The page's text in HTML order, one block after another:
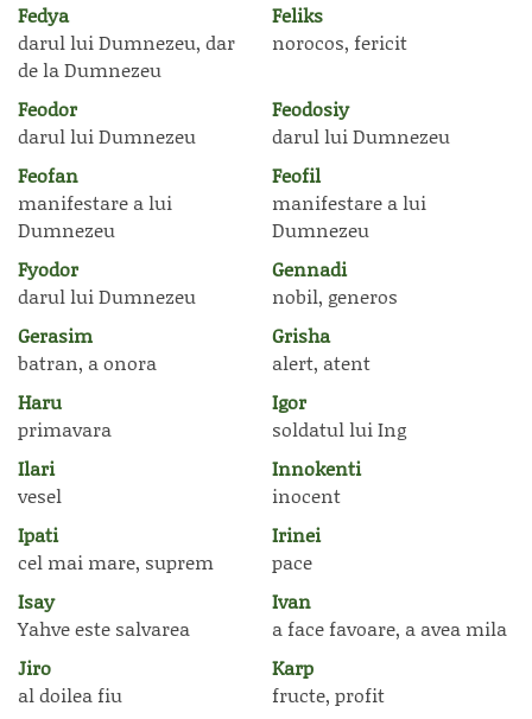
Fedya
darul lui Dumnezeu, dar
de la Dumnezeu
Feliks
norocos, fericit
Feodor
darul lui Dumnezeu
Feodosiy
darul lui Dumnezeu
Feofan
manifestare a lui
Dumnezeu
Feofil
manifestare a lui
Dumnezeu
Fyodor
darul lui Dumnezeu
Gennadi
nobil, generos
Gerasim
batran, a onora
Grisha
alert, atent
Haru
primavara
Igor
soldatul lui Ing
Ilari
vesel
Innokenti
inocent
Ipati
cel mai mare, suprem
Irinei
pace
Isay
Yahve este salvarea
Ivan
a face favoare, a avea mila
Jiro
al doilea fiu
Karp
fructe, profit